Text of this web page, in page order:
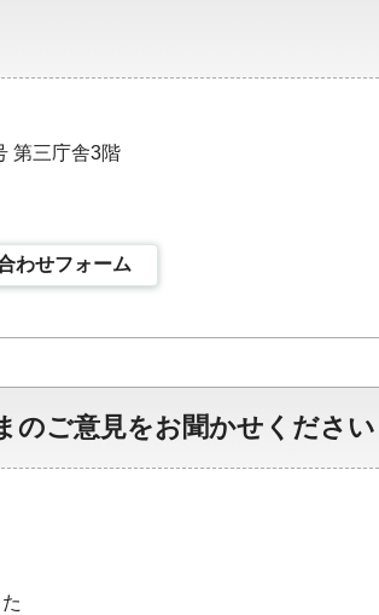
第三庁舎3階
わせフォーム
のご意見をお聞かせください